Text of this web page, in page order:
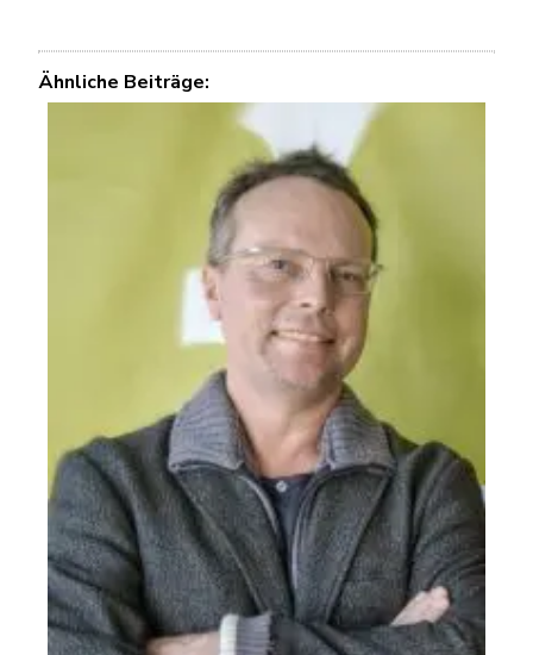
Ähnliche Beiträge: